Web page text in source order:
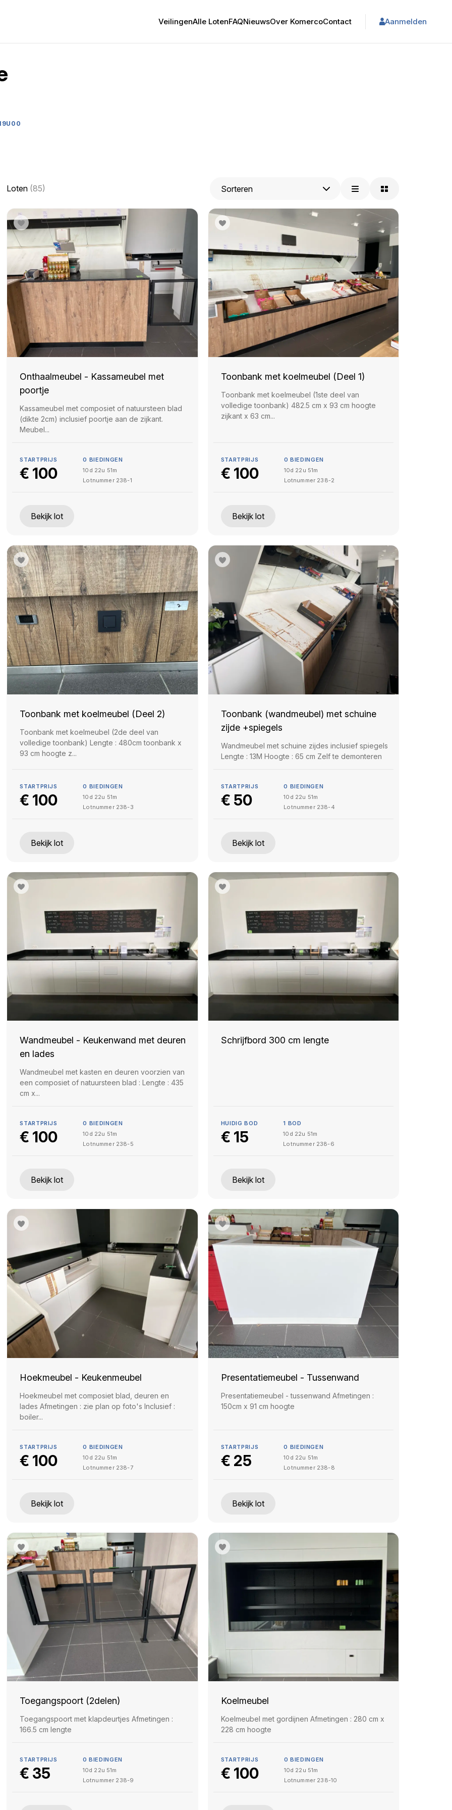
VeilingenAlle LotenFAQNieuwsOver KomercoContact Aanmelden
Loten (85)
Onthaalmeubel - Kassameubel met
poortje
Kassameubel met composiet of natuursteen blad
(dikte 2cm) inclusief poortje aan de zijkant.
Meubel...
STARTPRIJS
€ 100
0 BIEDINGEN
10d 22u 51m
Lotnummer 238-1
Bekijk lot
Toonbank met koelmeubel (Deel 1)
Toonbank met koelmeubel (1ste deel van
volledige toonbank) 482.5 cm x 93 cm hoogte
zijkant x 63 cm...
STARTPRIJS
€ 100
0 BIEDINGEN
10d 22u 51m
Lotnummer 238-2
Bekijk lot
Toonbank met koelmeubel (Deel 2)
Toonbank met koelmeubel (2de deel van
volledige toonbank) Lengte : 480cm toonbank x
93 cm hoogte z...
STARTPRIJS
€ 100
0 BIEDINGEN
10d 22u 51m
Lotnummer 238-3
Bekijk lot
Toonbank (wandmeubel) met schuine
zijde +spiegels
Wandmeubel met schuine zijdes inclusief spiegels
Lengte : 13M Hoogte : 65 cm Zelf te demonteren
STARTPRIJS
€ 50
0 BIEDINGEN
10d 22u 51m
Lotnummer 238-4
Bekijk lot
Wandmeubel - Keukenwand met deuren
en lades
Wandmeubel met kasten en deuren voorzien van
een composiet of natuursteen blad : Lengte : 435
cm x...
STARTPRIJS
€ 100
0 BIEDINGEN
10d 22u 51m
Lotnummer 238-5
Bekijk lot
Schrijfbord 300 cm lengte
HUIDIG BOD
€ 15
1 BOD
10d 22u 51m
Lotnummer 238-6
Bekijk lot
Hoekmeubel - Keukenmeubel
Hoekmeubel met composiet blad, deuren en
lades Afmetingen : zie plan op foto's Inclusief :
boiler...
STARTPRIJS
€ 100
0 BIEDINGEN
10d 22u 51m
Lotnummer 238-7
Bekijk lot
Presentatiemeubel - Tussenwand
Presentatiemeubel - tussenwand Afmetingen :
150cm x 91 cm hoogte
STARTPRIJS
€ 25
0 BIEDINGEN
10d 22u 51m
Lotnummer 238-8
Bekijk lot
Toegangspoort (2delen)
Toegangspoort met klapdeurtjes Afmetingen :
166.5 cm lengte
STARTPRIJS
€ 35
0 BIEDINGEN
10d 22u 51m
Lotnummer 238-9
Koelmeubel
Koelmeubel met gordijnen Afmetingen : 280 cm x
228 cm hoogte
STARTPRIJS
€ 100
0 BIEDINGEN
10d 22u 51m
Lotnummer 238-10